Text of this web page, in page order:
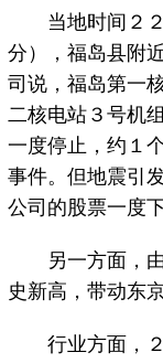
当地时间２２
分），福岛县附
司说，福岛第一
二核电站３号机
一度停止，约１
事件。但地震引
公司的股票一度
另一方面，由
史新高，带动东
行业方面，２